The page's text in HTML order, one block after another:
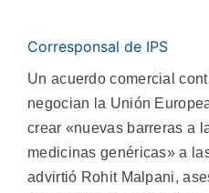
Corresponsal de IPS
Un acuerdo comercial
negocian la Unión
crear «nuevas barreras a
medicinas genéricas» a
advirtió Rohit Malpani,